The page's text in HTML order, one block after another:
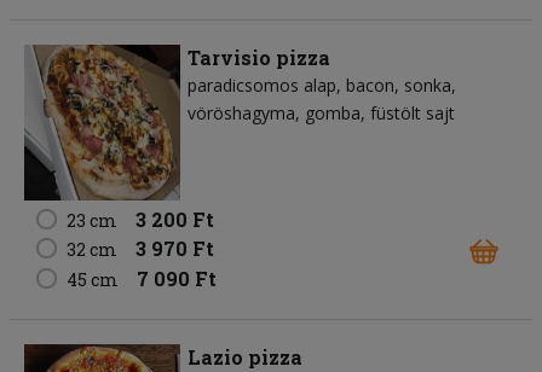
Tarvisio pizza
paradicsomos alap bacon sonka
vöröshagyma gomba füstölt sajt
23 cm 3 200 Ft
32 cm 3 970 Ft
45 cm 7 090 Ft
Lazio pizza